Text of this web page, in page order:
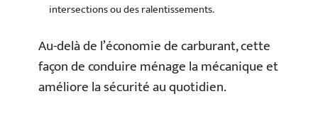
intersections ou des ralentissements.
Au-delà de l’économie de carburant, cette
façon de conduire ménage la mécanique et
améliore la sécurité au quotidien.